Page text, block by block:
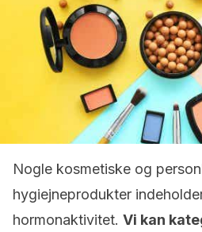
Nogle kosmetiske og
hygiejneprodukter
hormonaktivitet. Vi kan